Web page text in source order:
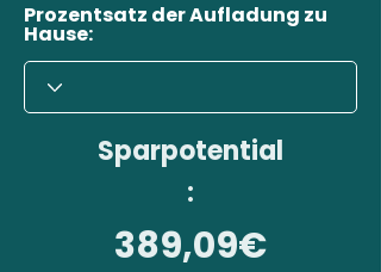
Prozentsatz der Aufladung zu
Hause:
Sparpotential
:
389,09€